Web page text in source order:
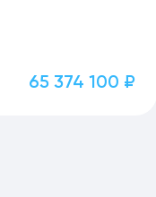
65 374 100 ₽